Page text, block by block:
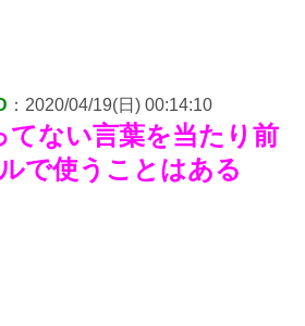
：2020/04/19(日) 00:14:10
てない言葉を当たり前
で使うことはある